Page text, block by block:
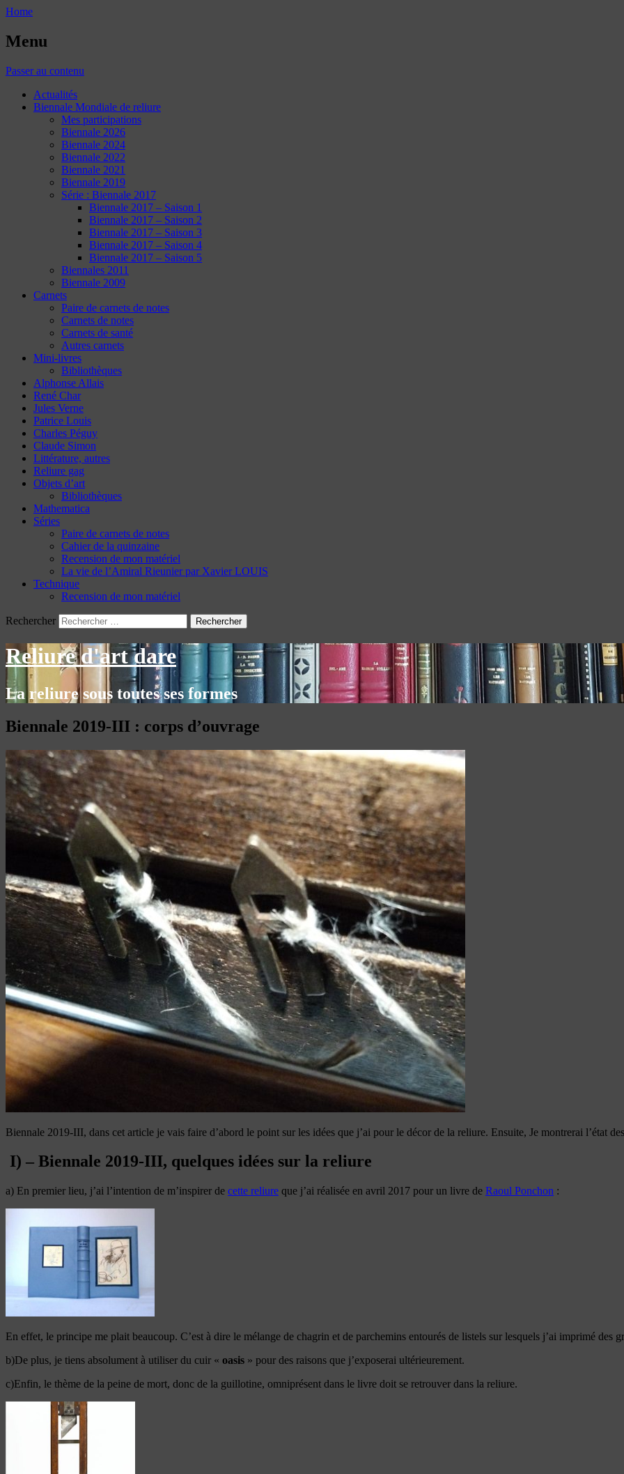
Home
Menu
Passer au contenu
Actualités
Biennale Mondiale de reliure
Mes participations
Biennale 2026
Biennale 2024
Biennale 2022
Biennale 2021
Biennale 2019
Série : Biennale 2017
Biennale 2017 – Saison 1
Biennale 2017 – Saison 2
Biennale 2017 – Saison 3
Biennale 2017 – Saison 4
Biennale 2017 – Saison 5
Biennales 2011
Biennale 2009
Carnets
Paire de carnets de notes
Carnets de notes
Carnets de santé
Autres carnets
Mini-livres
Bibliothèques
Alphonse Allais
René Char
Jules Verne
Patrice Louis
Charles Péguy
Claude Simon
Littérature, autres
Reliure gag
Objets d’art
Bibliothèques
Mathematica
Séries
Paire de carnets de notes
Cahier de la quinzaine
Recension de mon matériel
La vie de l’Amiral Rieunier par Xavier LOUIS
Technique
Recension de mon matériel
Rechercher
Reliure d'art dare
La reliure sous toutes ses formes
Biennale 2019-III : corps d’ouvrage
Biennale 2019-III, dans cet article je vais faire d’abord le point sur les idées que j’ai pour le décor de la reliure. Ensuite, Je montrerai l’état
I) – Biennale 2019-III, quelques idées sur la reliure
a) En premier lieu, j’ai l’intention de m’inspirer de cette reliure que j’ai réalisée en avril 2017 pour un livre de Raoul Ponchon :
En effet, le principe me plait beaucoup. C’est à dire le mélange de chagrin et de parchemins entourés de listels sur lesquels j’ai imprimé des
b)De plus, je tiens absolument à utiliser du cuir « oasis » pour des raisons que j’exposerai ultérieurement.
c)Enfin, le thème de la peine de mort, donc de la guillotine, omniprésent dans le livre doit se retrouver dans la reliure.